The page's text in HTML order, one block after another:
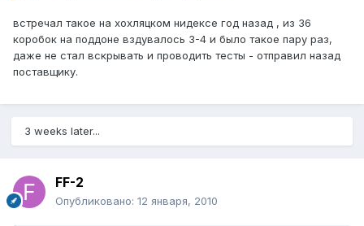
встречал такое на хохляцком нидексе год назад , из 36
коробок на поддоне вздувалось 3-4 и было такое пару раз,
даже не стал вскрывать и проводить тесты - отправил назад
поставщику.
3 weeks later...
FF-2
Опубликовано: 12 января, 2010